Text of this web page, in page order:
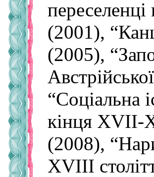
(2001),
(2005),
“Соціальна
кінця XVII-
(2008),
XVIII